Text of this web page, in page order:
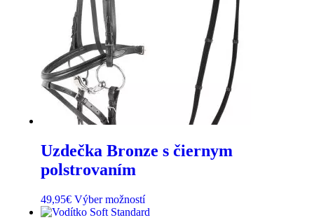
Uzdečka Bronze s čiernym
polstrovaním
49,95€ Výber možností